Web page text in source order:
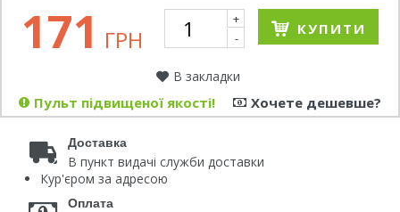
171 ГРН
+
-
КУПИТИ
В закладки
Пульт підвищеної якості! Хочете дешевше?
Доставка
В пункт видачі служби доставки
Кур'єром за адресою
Оплата